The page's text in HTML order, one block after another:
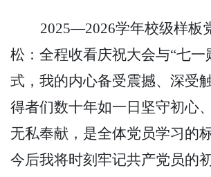
2025—2026学年校级样板
松：全程收看庆祝大会与“七一
式，我的内心备受震撼、深受
得者们数十年如一日坚守初心
无私奉献，是全体党员学习的
今后我将时刻牢记共产党员的